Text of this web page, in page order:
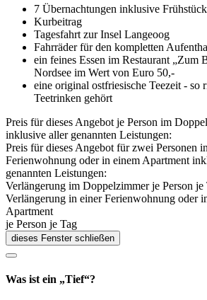
7 Übernachtungen inklusive Frühstück
Kurbeitrag
Tagesfahrt zur Insel Langeoog
Fahrräder für den kompletten
ein feines Essen im Restaurant „Zum
Nordsee im Wert von Euro 50,-
eine original ostfriesische Teezeit - so
Teetrinken gehört
Preis für dieses Angebot je Person im
inklusive aller genannten Leistungen:
Preis für dieses Angebot für zwei Personen
Ferienwohnung oder in einem Apartment
genannten Leistungen:
Verlängerung im Doppelzimmer je Person je
Verlängerung in einer Ferienwohnung oder
Apartment
je Person je Tag
dieses Fenster schließen
Was ist ein „Tief“?